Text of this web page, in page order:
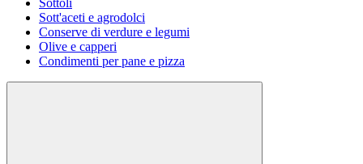
Sottoli
Sott'aceti e agrodolci
Conserve di verdure e legumi
Olive e capperi
Condimenti per pane e pizza